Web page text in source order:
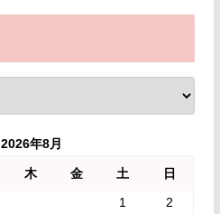
2026年8月
木 金 土
日
1
2